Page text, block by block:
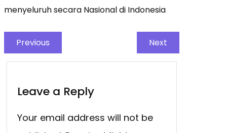
menyeluruh secara Nasional di Indonesia
Previous Next
Leave a Reply
Your email address will not be